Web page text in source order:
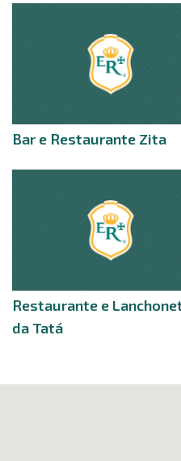
Bar e Restaurante Zita
Restaurante e
da Tatá